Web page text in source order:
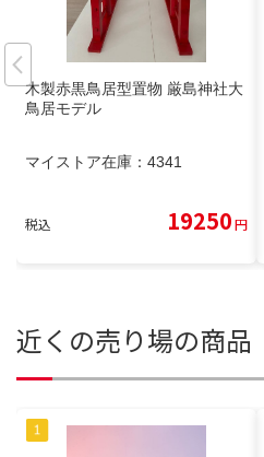
木製赤黒鳥居型置物 厳島神社大
鳥居モデル
マイストア在庫： 4341
税込 19250円
近くの売り場の商品